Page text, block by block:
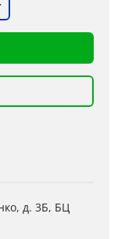
д. 3Б, БЦ